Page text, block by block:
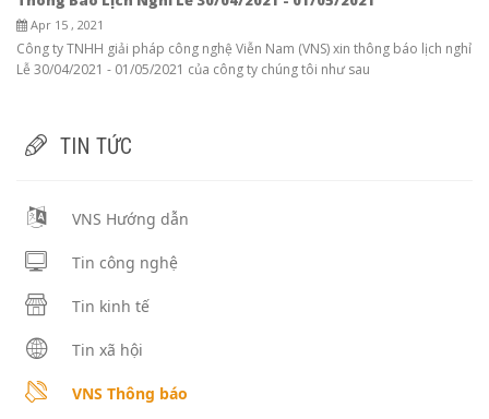
Apr 15 , 2021
Công ty TNHH giải pháp công nghệ Viễn Nam (VNS) xin thông báo lịch nghỉ
Lễ 30/04/2021 - 01/05/2021 của công ty chúng tôi như sau
TIN TỨC
VNS Hướng dẫn
Tin công nghệ
Tin kinh tế
Tin xã hội
VNS Thông báo